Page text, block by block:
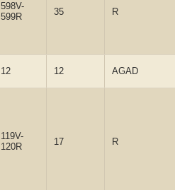
598V-
599R
35 R
12 12 AGAD
119V-
120R
17 R